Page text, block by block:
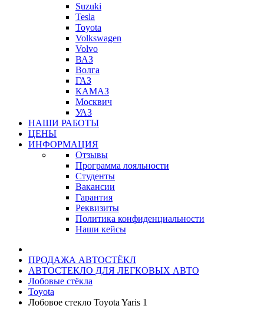
Suzuki
Tesla
Toyota
Volkswagen
Volvo
ВАЗ
Волга
ГАЗ
КАМАЗ
Москвич
УАЗ
НАШИ РАБОТЫ
ЦЕНЫ
ИНФОРМАЦИЯ
Отзывы
Программа лояльности
Студенты
Вакансии
Гарантия
Реквизиты
Политика конфиденциальности
Наши кейсы
ПРОДАЖА АВТОСТЁКЛ
АВТОСТЕКЛО ДЛЯ ЛЕГКОВЫХ АВТО
Лобовые стёкла
Toyota
Лобовое стекло Toyota Yaris 1